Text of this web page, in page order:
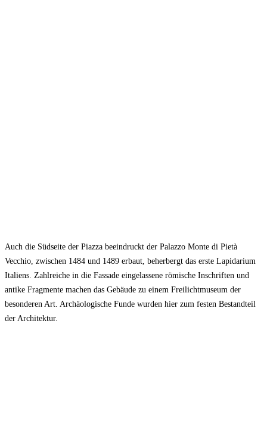
Auch die Südseite der Piazza beeindruckt der Palazzo Monte di Pietà
Vecchio, zwischen 1484 und 1489 erbaut, beherbergt das erste Lapidarium
Italiens. Zahlreiche in die Fassade eingelassene römische Inschriften und
antike Fragmente machen das Gebäude zu einem Freilichtmuseum der
besonderen Art. Archäologische Funde wurden hier zum festen Bestandteil
der Architektur.